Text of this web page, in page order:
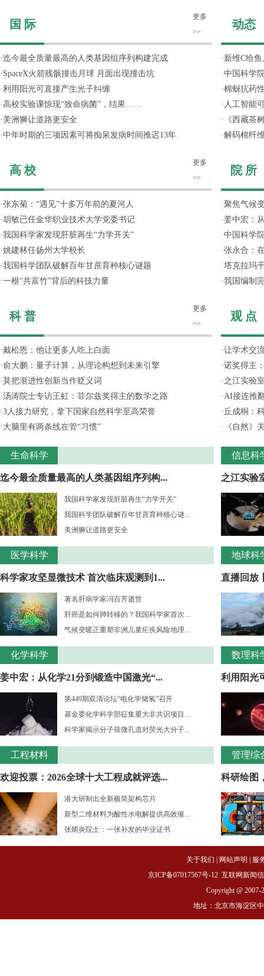
国 际
更多
>>
·迄今最全质量最高的人类基因组序列构建完成
· SpaceX火箭残骸撞击月球 月面出现撞击坑
·利用阳光可直接产生光子纠缠
· 高校实验课惊现“致命病菌”，结果……
· 美洲狮让道路更安全
·中年时期的三项因素可将痴呆发病时间推迟13年
高 校
更多
>>
·张东菊：“遇见”十多万年前的夏河人
·胡敏已任金华职业技术大学党委书记
·我国科学家发现肝脏再生“力学开关”
·姚建林任扬州大学校长
·我国科学团队破解百年甘蔗育种核心谜题
·一根“共富竹”背后的科技力量
科 普
更多
>>
·戴松恩：他让更多人吃上白面
·俞大鹏：量子计算，从理论构想到未来引擎
·莫把渐进性创新当作贬义词
·汤涛院士专访王虹：菲尔兹奖得主的数学之路
·3人接力研究，拿下国家自然科学至高荣誉
· 大脑里有两条线在管“习惯”
生命科学
迄今最全质量最高的人类基因组序列构...
我国科学家发现肝脏再生“力学开关”
我国科学团队破解百年甘蔗育种核心谜...
美洲狮让道路更安全
医学科学
科学家攻坚显微技术 首次临床观测到1...
著名肝病学家冯百芳逝世
肝癌是如何肺转移的？我国科学家首次...
气候变暖正重塑非洲儿童疟疾风险地理...
化学科学
姜中宏：从化学21分到锻造中国激光“...
第449期双清论坛“电化学储氢”召开
基金委化学科学部征集重大非共识项目...
科学家揭示分子筛微孔道对荧光大分子...
工程材料
欢迎投票：2026全球十大工程成就评选...
港大研制出全新极简架构芯片
新型二维材料为酸性水电解提供高效催...
张炳炎院士：一张补发的毕业证书
动态
· 新维C给
·中国科学
·棉蚜抗药
· 人工智能
·
《西藏茶
·解码棉纤
院 所
·聚焦气候
·姜中宏：
·中国科学
·张永合：
·塔克拉玛
·我国编制
观 点
·让学术交
·诺奖得主
· 之江实验
·AI接连推
· 丘成桐：
·
《自然》
信息科
之江实验
地球科
直播回放
数理科
利用阳光
管理综
科研绘图
关于我们 网站声明
服
京ICP备07017567号-12 互联网新闻
Copyright @ 2007-
地址：北京市海淀区